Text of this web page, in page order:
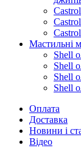
Мастильні
Shell
Shell
Shell
Shell
Оплата
Доставка
Новини і
Відео